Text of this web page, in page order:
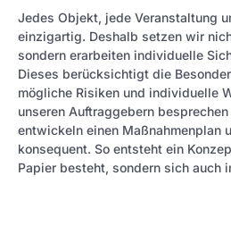
Jedes Objekt, jede Veranstaltung
einzigartig. Deshalb setzen wir
sondern erarbeiten individuelle
Dieses berücksichtigt die
mögliche Risiken und individuelle
unseren Auftraggebern
entwickeln einen Maßnahmenplan
konsequent. So entsteht ein
Papier besteht, sondern sich auch